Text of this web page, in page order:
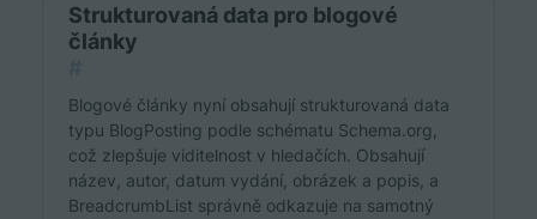
Strukturovaná data pro blogové
články
Blogové články nyní obsahují strukturovaná data
typu BlogPosting podle schématu Schema.org,
což zlepšuje viditelnost v hledačích. Obsahují
název, autor, datum vydání, obrázek a popis, a
BreadcrumbList správně odkazuje na samotný